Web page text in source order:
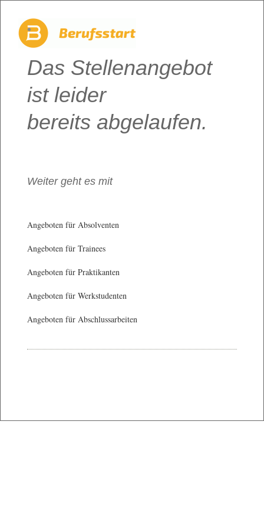
Das Stellenangebot
ist leider
bereits abgelaufen.
Weiter geht es mit
Angeboten für Absolventen
Angeboten für Trainees
Angeboten für Praktikanten
Angeboten für Werkstudenten
Angeboten für Abschlussarbeiten